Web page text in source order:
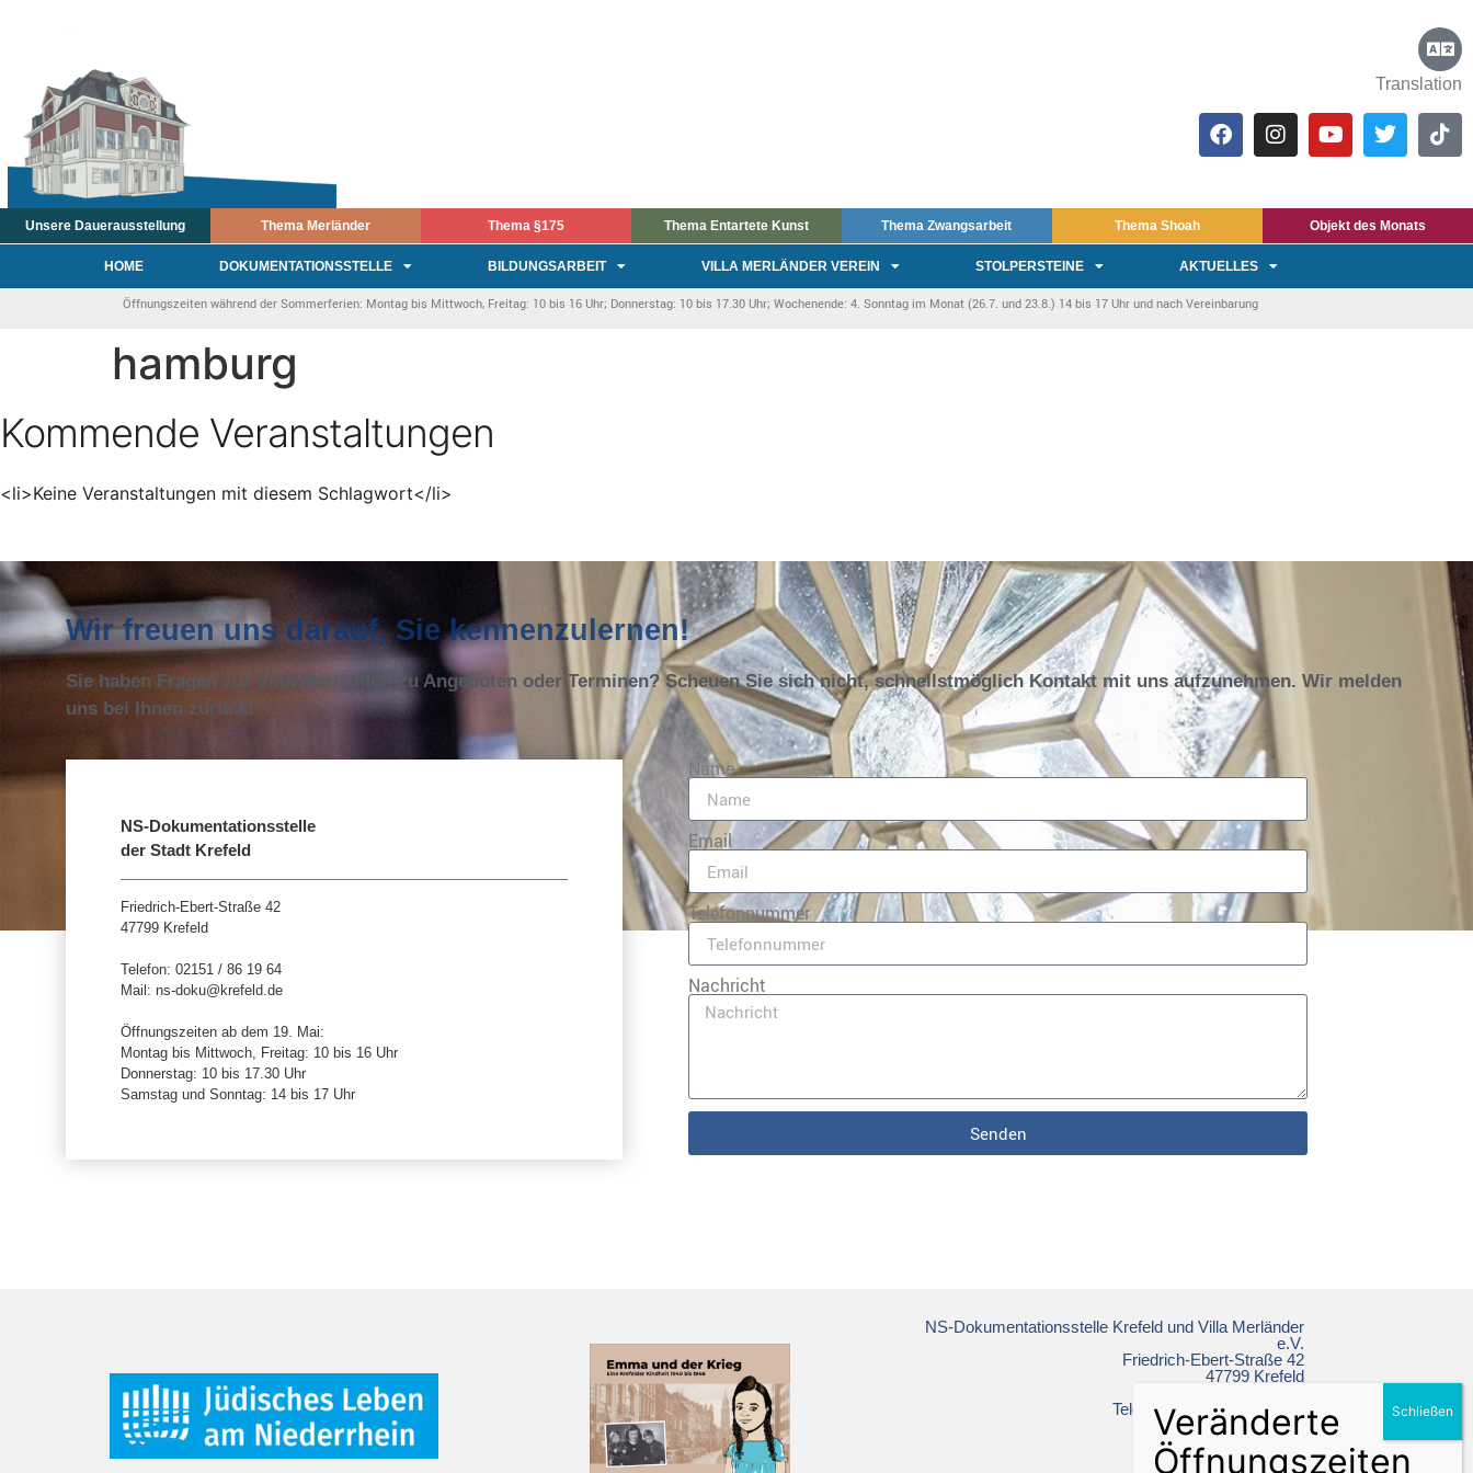
Translation
Unsere Dauerausstellung Thema Merländer Thema §175 Thema Entartete Kunst Thema Zwangsarbeit Thema Shoah Objekt des Monats
HOME DOKUMENTATIONSSTELLE BILDUNGSARBEIT VILLA MERLÄNDER VEREIN STOLPERSTEINE AKTUELLES
Öffnungszeiten während der Sommerferien: Montag bis Mittwoch, Freitag: 10 bis 16 Uhr; Donnerstag: 10 bis 17.30 Uhr; Wochenende: 4. Sonntag im Monat (26.7. und 23.8.) 14 bis 17 Uhr und nach Vereinbarung
hamburg
Kommende Veranstaltungen
<li>Keine Veranstaltungen mit diesem Schlagwort</li>
Wir freuen uns darauf, Sie kennenzulernen!
Sie haben Fragen zur Villa Merländer, zu Angeboten oder Terminen? Scheuen Sie sich nicht, schnellstmöglich Kontakt mit uns aufzunehmen. Wir melden
uns bei Ihnen zurück!
NS-Dokumentationsstelle
der Stadt Krefeld
Friedrich-Ebert-Straße 42
47799 Krefeld
Telefon: 02151 / 86 19 64
Mail: ns-doku@krefeld.de
Öffnungszeiten ab dem 19. Mai:
Montag bis Mittwoch, Freitag: 10 bis 16 Uhr
Donnerstag: 10 bis 17.30 Uhr
Samstag und Sonntag: 14 bis 17 Uhr
Name
Email
Telefonnummer
Nachricht
Senden
NS-Dokumentationsstelle Krefeld und Villa Merländer
e.V.
Friedrich-Ebert-Straße 42
47799 Krefeld
Telefon: +49 2151 86 19 64
ns-doku@krefeld.de